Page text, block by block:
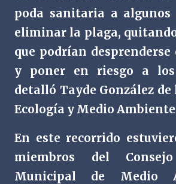
poda sanitaria a algunos
eliminar la plaga,
que podrían
y poner en riesgo a los
detalló Tayde González de
Ecología y Medio
En este recorrido
miembros del
Municipal de Medio